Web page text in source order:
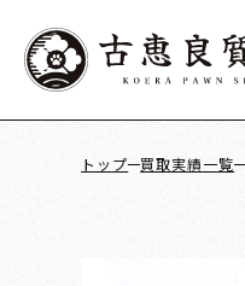
トップ 買取実績一覧